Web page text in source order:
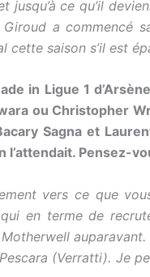
jusqu’à ce qu’il
a commencé
cette saison s’il est
in Ligue 1
ou Christopher
Sagna et
l’attendait. Pensez-
vers ce que
en terme de
(Verratti). Je